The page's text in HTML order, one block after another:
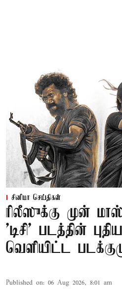
சினிமா செய்திகள்
ரிலீஸுக்கு முன்
'டிசி' படத்தின்
வெளியிட்ட
Published on: 06 Aug 2026, 8:01 am